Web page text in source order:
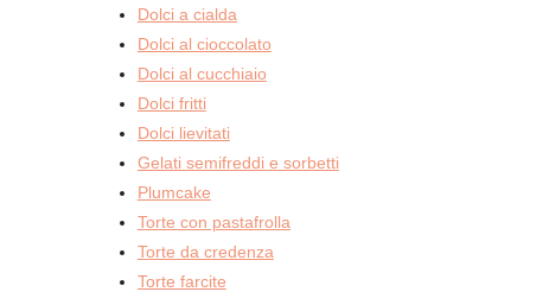
Dolci a cialda
Dolci al cioccolato
Dolci al cucchiaio
Dolci fritti
Dolci lievitati
Gelati semifreddi e sorbetti
Plumcake
Torte con pastafrolla
Torte da credenza
Torte farcite